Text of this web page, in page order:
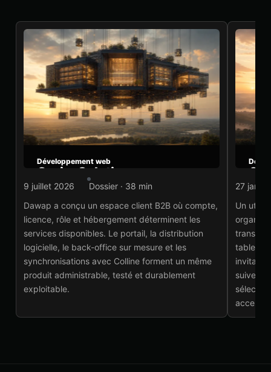
Développement web
Corim Solutions :
espace client B2B
construit autour de
l’ERP
Voir le projet→
9 juillet 2026
Dossier · 38 min
Dawap a conçu un espace client B2B où compte,
licence, rôle et hébergement déterminent les
services disponibles. Le portail, la distribution
logicielle, le back-office sur mesure et les
synchronisations avec Colline forment un même
produit administrable, testé et durablement
exploitable.
27
Un
tableau
suivent